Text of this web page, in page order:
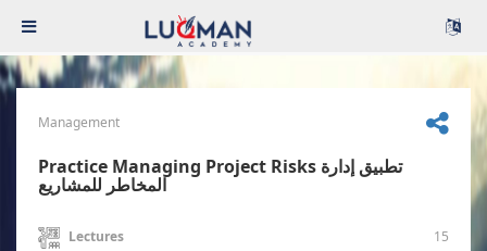
Management
Practice Managing Project Risks تطبيق إدارة
المخاطر للمشاريع
Lectures 15